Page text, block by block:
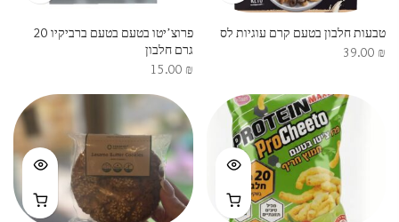
טבעות חלבון בטעם קרם עוגיות לס
39.00 ₪
פרוצ’יטו בטעם בטעם ברביקיו 20
גרם חלבון
15.00 ₪